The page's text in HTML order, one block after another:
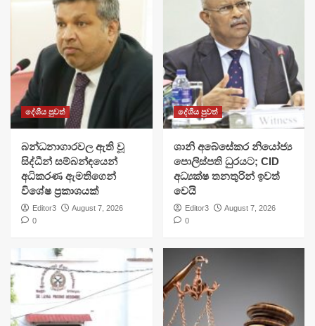
දේශීය පුවත්
බන්ධනාගාරවල ඇති වූ
සිද්ධීන් සම්බන්ඳයෙන්
අධිකරණ ඇමතිගෙන්
විශේෂ ප්‍රකාශයක්
Editor3
August 7, 2026
0
දේශීය පුවත්
ශානි අබේසේකර නියෝජ්‍ය
පොලිස්පති ධුරයට; CID
අධ්‍යක්ෂ තනතුරින් ඉවත්
වෙයි
Editor3
August 7, 2026
0